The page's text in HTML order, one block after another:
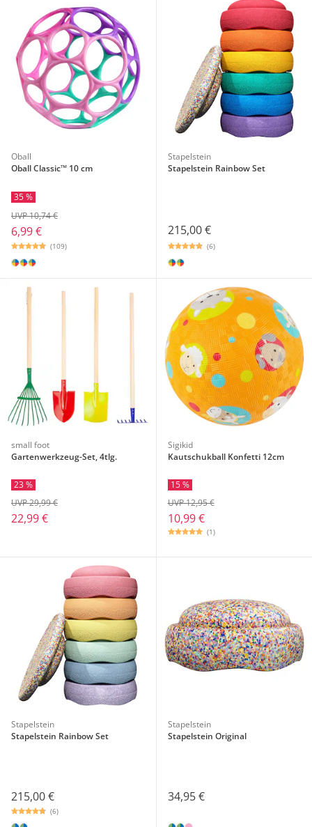
Oball
Oball Classic™ 10 cm
35 %
6,99 €
UVP 10,74 €
(109)
Stapelstein
Stapelstein Rainbow Set
215,00 €
(6)
small foot
Gartenwerkzeug-Set, 4tlg.
23 %
22,99 €
UVP 29,99 €
Sigikid
Kautschukball Konfetti 12cm
15 %
10,99 €
UVP 12,95 €
(1)
Stapelstein
Stapelstein Rainbow Set
215,00 €
(6)
Stapelstein
Stapelstein Original
34,95 €